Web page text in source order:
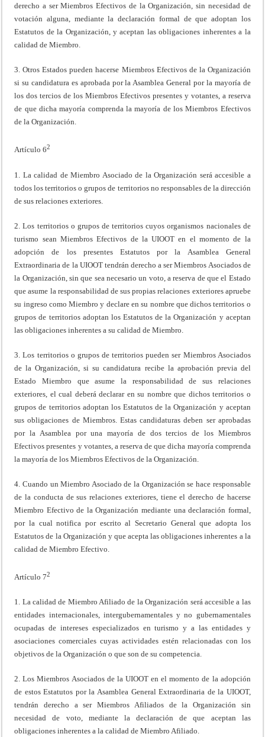
derecho a ser Miembros Efectivos de la Organización, sin necesidad de
votación alguna, mediante la declaración formal de que adoptan los
Estatutos de la Organización, y aceptan las obligaciones inherentes a la
calidad de Miembro.
3. Otros Estados pueden hacerse Miembros Efectivos de la Organización
si su candidatura es aprobada por la Asamblea General por la mayoría de
los dos tercios de los Miembros Efectivos presentes y votantes, a reserva
de que dicha mayoría comprenda la mayoría de los Miembros Efectivos
de la Organización.
Artículo 62
1. La calidad de Miembro Asociado de la Organización será accesible a
todos los territorios o grupos de territorios no responsables de la dirección
de sus relaciones exteriores.
2. Los territorios o grupos de territorios cuyos organismos nacionales de
turismo sean Miembros Efectivos de la UIOOT en el momento de la
adopción de los presentes Estatutos por la Asamblea General
Extraordinaria de la UIOOT tendrán derecho a ser Miembros Asociados de
la Organización, sin que sea necesario un voto, a reserva de que el Estado
que asume la responsabilidad de sus propias relaciones exteriores apruebe
su ingreso como Miembro y declare en su nombre que dichos territorios o
grupos de territorios adoptan los Estatutos de la Organización y aceptan
las obligaciones inherentes a su calidad de Miembro.
3. Los territorios o grupos de territorios pueden ser Miembros Asociados
de la Organización, si su candidatura recibe la aprobación previa del
Estado Miembro que asume la responsabilidad de sus relaciones
exteriores, el cual deberá declarar en su nombre que dichos territorios o
grupos de territorios adoptan los Estatutos de la Organización y aceptan
sus obligaciones de Miembros. Estas candidaturas deben ser aprobadas
por la Asamblea por una mayoría de dos tercios de los Miembros
Efectivos presentes y votantes, a reserva de que dicha mayoría comprenda
la mayoría de los Miembros Efectivos de la Organización.
4. Cuando un Miembro Asociado de la Organización se hace responsable
de la conducta de sus relaciones exteriores, tiene el derecho de hacerse
Miembro Efectivo de la Organización mediante una declaración formal,
por la cual notifica por escrito al Secretario General que adopta los
Estatutos de la Organización y que acepta las obligaciones inherentes a la
calidad de Miembro Efectivo.
Artículo 72
1. La calidad de Miembro Afiliado de la Organización será accesible a las
entidades internacionales, intergubernamentales y no gubernamentales
ocupadas de intereses especializados en turismo y a las entidades y
asociaciones comerciales cuyas actividades estén relacionadas con los
objetivos de la Organización o que son de su competencia.
2. Los Miembros Asociados de la UIOOT en el momento de la adopción
de estos Estatutos por la Asamblea General Extraordinaria de la UIOOT,
tendrán derecho a ser Miembros Afiliados de la Organización sin
necesidad de voto, mediante la declaración de que aceptan las
obligaciones inherentes a la calidad de Miembro Afiliado.